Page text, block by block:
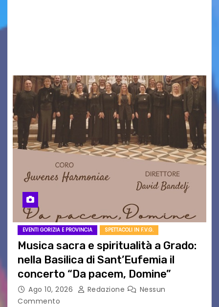
EVENTI GORIZIA E PROVINCIA SPETTACOLI IN F.V.G.
Musica sacra e spiritualità a Grado:
nella Basilica di Sant’Eufemia il
concerto “Da pacem, Domine”
Ago 10, 2026 Redazione
Nessun
Commento